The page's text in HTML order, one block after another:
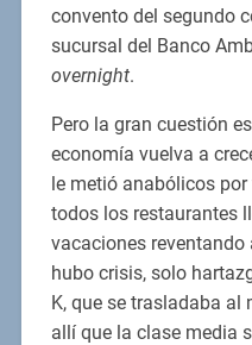
convento del segundo
sucursal del Banco
overnight.
Pero la gran cuestión
economía vuelva a
le metió anabólicos
todos los restaurantes
vacaciones reventando
hubo crisis, solo
K, que se trasladaba al
allí que la clase media